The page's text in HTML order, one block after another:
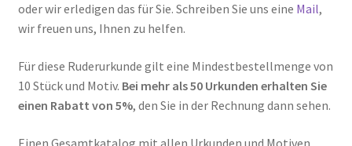
oder wir erledigen das für Sie. Schreiben Sie uns eine Mail,
wir freuen uns, Ihnen zu helfen.
Für diese Ruderurkunde gilt eine Mindestbestellmenge von
10 Stück und Motiv. Bei mehr als 50 Urkunden erhalten Sie
einen Rabatt von 5%, den Sie in der Rechnung dann sehen.
Einen Gesamtkatalog mit allen Urkunden und Motiven